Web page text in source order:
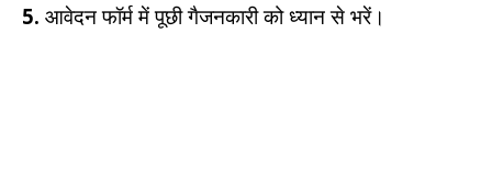
5. आवेदन फॉर्म में पूछी गैजनकारी को ध्यान से भरें।